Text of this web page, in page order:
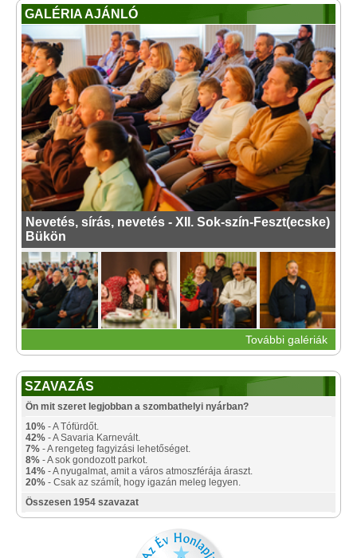
GALÉRIA AJÁNLÓ
Nevetés, sírás, nevetés - XII. Sok-szín-Feszt(ecske)
Bükön
További galériák
SZAVAZÁS
Ön mit szeret legjobban a szombathelyi nyárban?
10% - A Tófürdőt.
42% - A Savaria Karnevált.
7% - A rengeteg fagyizási lehetőséget.
8% - A sok gondozott parkot.
14% - A nyugalmat, amit a város atmoszférája áraszt.
20% - Csak az számít, hogy igazán meleg legyen.
Összesen 1954 szavazat